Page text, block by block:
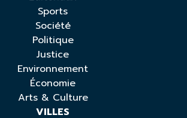
Sports
Société
Politique
Justice
Environnement
Économie
Arts & Culture
VILLES